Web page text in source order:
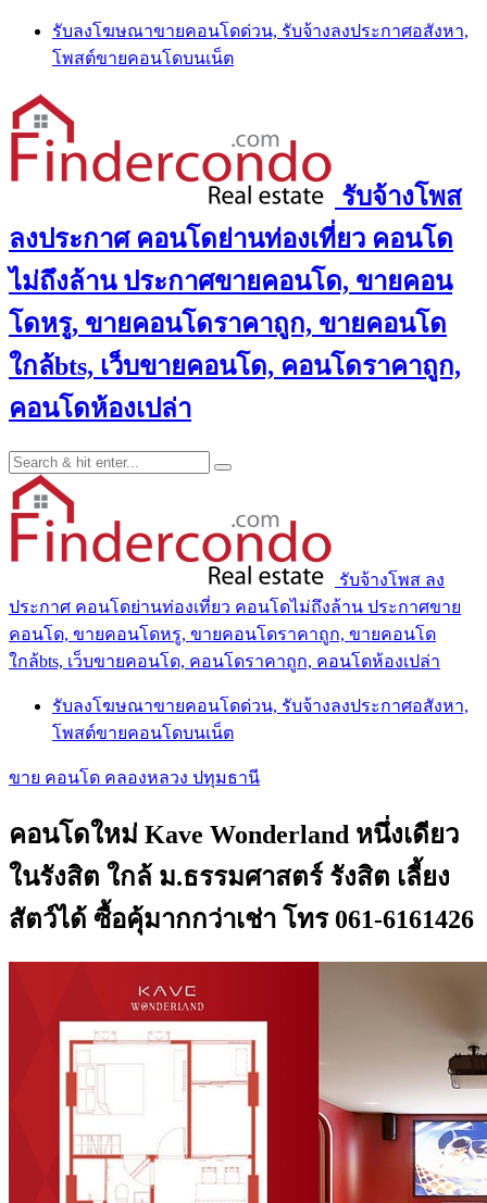
Skip
content
รับลงโฆษณาขายคอนโดด่วน, รับจ้างลงประกาศอสังหา,
โพสต์ขายคอนโดบนเน็ต
รับจ้างโพส
ลงประกาศ คอนโดย่านท่องเที่ยว คอนโด
ไม่ถึงล้าน ประกาศขายคอนโด, ขายคอน
โดหรู, ขายคอนโดราคาถูก, ขายคอนโด
ใกล้bts, เว็บขายคอนโด, คอนโดราคาถูก,
คอนโดห้องเปล่า
รับจ้างโพส ลง
ประกาศ คอนโดย่านท่องเที่ยว คอนโดไม่ถึงล้าน ประกาศขาย
คอนโด, ขายคอนโดหรู, ขายคอนโดราคาถูก, ขายคอนโด
ใกล้bts, เว็บขายคอนโด, คอนโดราคาถูก, คอนโดห้องเปล่า
รับลงโฆษณาขายคอนโดด่วน, รับจ้างลงประกาศอสังหา,
โพสต์ขายคอนโดบนเน็ต
ขาย คอนโด คลองหลวง ปทุมธานี
คอนโดใหม่ Kave Wonderland หนึ่งเดียว
ในรังสิต ใกล้ ม.ธรรมศาสตร์ รังสิต เลี้ยง
สัตว์ได้ ซื้อคุ้มากกว่าเช่า โทร 061-6161426